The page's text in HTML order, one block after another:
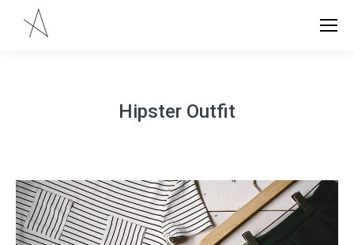
Hipster Outfit